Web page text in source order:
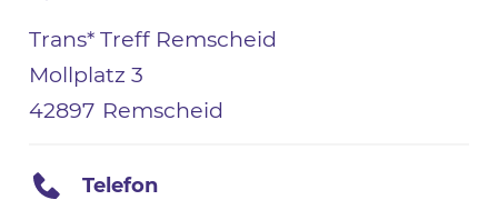
Trans* Treff Remscheid
Mollplatz 3
42897 Remscheid
Telefon